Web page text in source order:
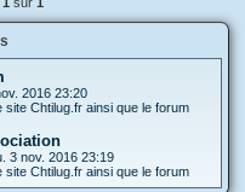
2016 23:20
Chtilug.fr ainsi que le forum
3 nov. 2016 23:19
Chtilug.fr ainsi que le forum